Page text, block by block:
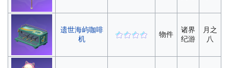
遗世海屿咖啡
机
物件
诸界
纪游
月之
八